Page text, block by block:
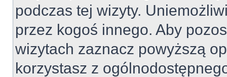
podczas tej wizyty.
przez kogoś innego. Aby
wizytach zaznacz powyższą
korzystasz z